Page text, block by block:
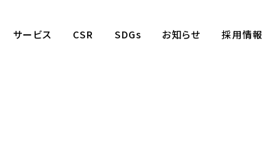
サービス CSR SDGs お知らせ 採用情報